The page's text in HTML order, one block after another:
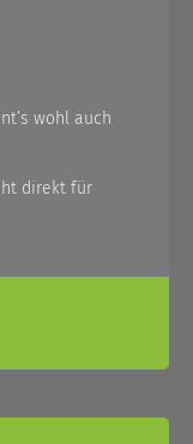
wohl auch
direkt für